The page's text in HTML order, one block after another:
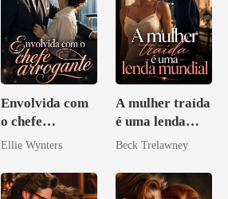
Envolvida com
o chefe
arrogante
Ellie Wynters
A mulher traída
é uma lenda
mundial
Beck Trelawney